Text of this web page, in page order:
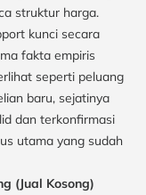
struktur harga.
kunci secara
fakta empiris
seperti peluang
baru, sejatinya
dan terkonfirmasi
utama yang sudah
(Jual Kosong)